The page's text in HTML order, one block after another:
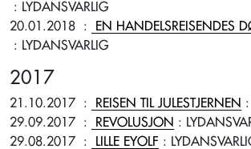
: LYDANSVARLIG
20.01.2018 :
EN HANDELSREISENDES
: LYDANSVARLIG
2017
21.10.2017 : REISEN TIL JULESTJERNEN
29.09.2017 : REVOLUSJON :
29.08.2017 : LILLE EYOLF :